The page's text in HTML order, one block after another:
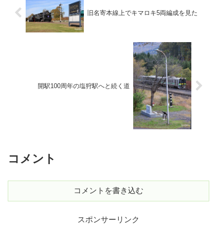
旧名寄本線上でキマロキ5両編成を見た
開駅100周年の塩狩駅へと続く道
コメント
コメントを書き込む
スポンサーリンク